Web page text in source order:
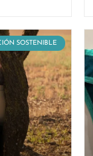
SOSTENIBLE